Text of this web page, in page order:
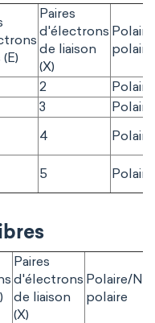
Paires
d'électrons
de liaison
(X)
polaire
2
Polaire
3
Polaire
4 Polaire
5 Polaire
Paires
d'électrons
de liaison
(X)
Polaire/
polaire